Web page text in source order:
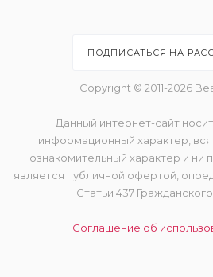
ПОДПИСАТЬСЯ НА
Copyright © 2011-2026
Данный интернет-сайт
информационный характер,
ознакомительный характер и ни
является публичной офертой,
Статьи 437
Соглашение об